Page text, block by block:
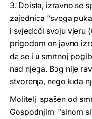
3. Doista, izravno se
zajednica "svega
i svjedoči svoju vjeru
prigodom on javno
da se i u smrtnoj
nad njega. Bog nije
stvorenja, nego kida
Molitelj, spašen od
Gospodnjim, "sinom